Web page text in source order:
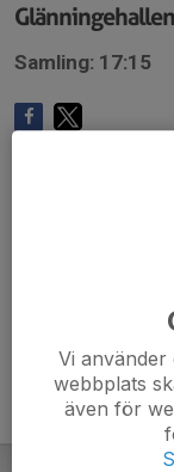
Glänningehallen
Samling: 17:15
Vi
webbplats
även för